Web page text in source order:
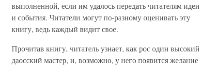
выполненной, если им удалось передать читателям идеи
и события. Читатели могут по-разному оценивать эту
книгу, ведь каждый видит свое.
Прочитав книгу, читатель узнает, как рос один высокий
даосский мастер, и, возможно, у него появится желание